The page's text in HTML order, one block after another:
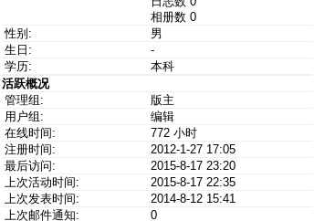
相册数 0
性别:
男
生日:
-
学历:
本科
活跃概况
管理组:
版主
用户组:
编辑
在线时间:
772 小时
注册时间:
2012-1-27 17:05
最后访问:
2015-8-17 23:20
上次活动时间:
2015-8-17 22:35
上次发表时间:
2014-8-12 15:41
上次邮件通知:
0